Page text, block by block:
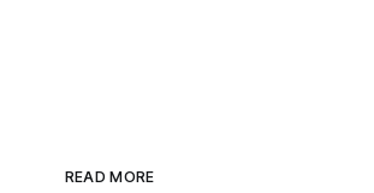
READ MORE